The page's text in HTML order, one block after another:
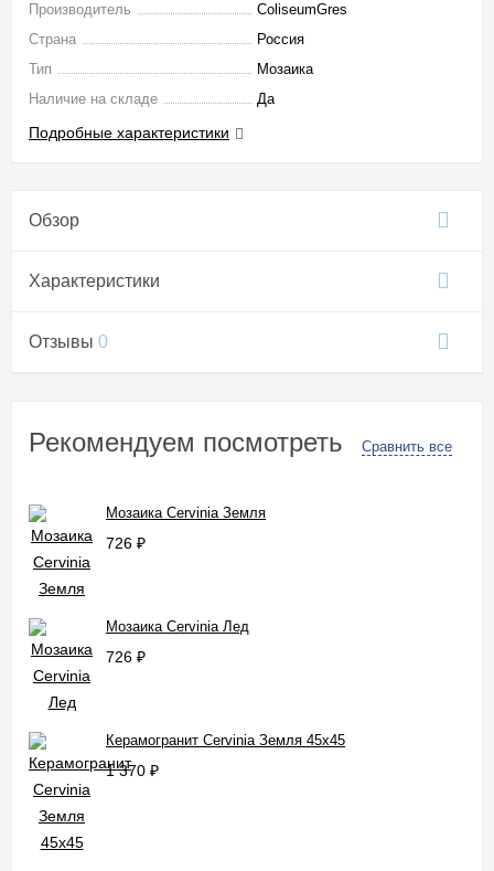
Производитель
ColiseumGres
Страна
Россия
Тип
Мозаика
Наличие на складе
Да
Подробные характеристики
Обзор
Характеристики
Отзывы 0
Рекомендуем посмотреть Сравнить все
Мозаика Cervinia Земля
726 ₽
Мозаика Cervinia Лед
726 ₽
Керамогранит Cervinia Земля 45x45
1 370 ₽